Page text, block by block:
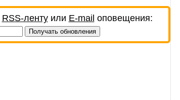
RSS-лентуили E-mail оповещения: